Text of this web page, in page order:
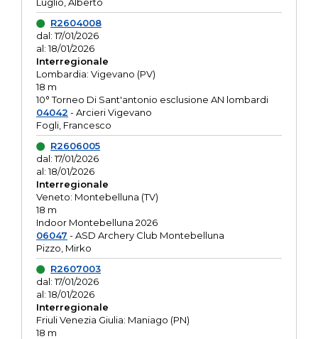
R2604008
dal: 17/01/2026
al: 18/01/2026
Interregionale
Lombardia: Vigevano (PV)
18 m
10° Torneo Di Sant'antonio esclusione AN lombardi
04042 - Arcieri Vigevano
Fogli, Francesco
R2606005
dal: 17/01/2026
al: 18/01/2026
Interregionale
Veneto: Montebelluna (TV)
18 m
Indoor Montebelluna 2026
06047 - ASD Archery Club Montebelluna
Pizzo, Mirko
R2607003
dal: 17/01/2026
al: 18/01/2026
Interregionale
Friuli Venezia Giulia: Maniago (PN)
18 m